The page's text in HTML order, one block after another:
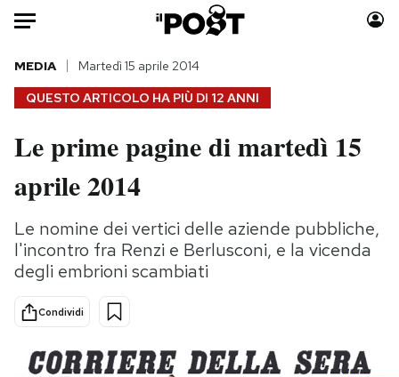
HOME
Italia
Politica
Tecnologia
Internet
Scienza
Cultura
Economia
Sport
Moda
Storie/Idee
Ok Boomer!
Mondiali calcio 2026
QUESTO ARTICOLO HA PIÙ DI 12 ANNI
MEDIA Martedì 15 aprile 2014
Le prime pagine di martedì 15
aprile 2014
Le nomine dei vertici delle aziende pubbliche,
l'incontro fra Renzi e Berlusconi, e la vicenda
degli embrioni scambiati
Condividi